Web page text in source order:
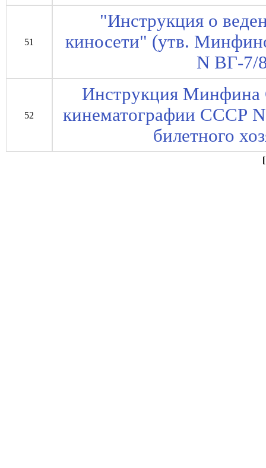
51
"Инструкция о
киносети" (утв.
N ВГ-7/
52
Инструкция
кинематографии СССР
билетного